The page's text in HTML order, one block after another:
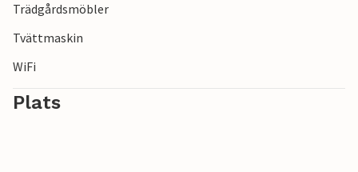
Trädgårdsmöbler
Tvättmaskin
WiFi
Plats